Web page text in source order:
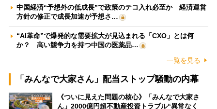
中国経済“予想外の低成長”で政策のテコ入れ必至か 経済運営
方針の修正で成長加速が予想さ…
“AI革命”で爆発的な需要拡大が見込まれる「CXO」とは何
か？ 高い競争力を持つ中国の医薬品…
一覧を見る
「みんなで大家さん」配当ストップ騒動の内幕
《ついに見えた問題の核心》「みんなで大家さ
ん」2000億円超不動産投資トラブル“異常なく